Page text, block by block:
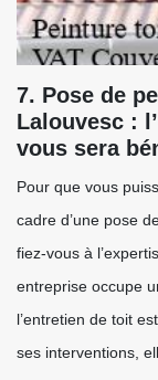
7. Pose de
Lalouvesc :
vous sera
Pour que vous
cadre d’une pose
fiez-vous à
entreprise occupe
l’entretien de toit
ses interventions,